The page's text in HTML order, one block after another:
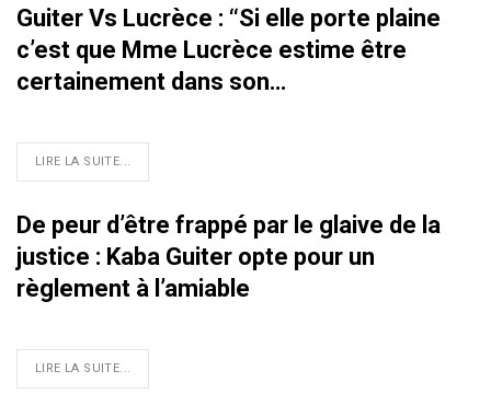
Guiter Vs Lucrèce : ‘‘Si elle porte plaine
c’est que Mme Lucrèce estime être
certainement dans son…
LIRE LA SUITE...
De peur d’être frappé par le glaive de la
justice : Kaba Guiter opte pour un
règlement à l’amiable
LIRE LA SUITE...